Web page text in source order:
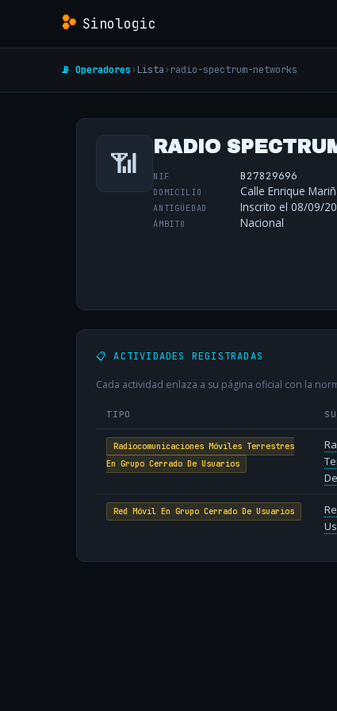
Sinologic
📡 Operadores› Lista› radio-spectrum-networks
📶 RADIO
NIF B27829696
DOMICILIO Calle Enrique
ANTIGÜEDAD Inscrito el 08/09/
ÁMBITO Nacional
📋 ACTIVIDADES REGISTRADAS
Cada actividad enlaza a su página oficial con la
TIPO
Radiocomunicaciones Móviles Terrestres
En Grupo Cerrado De Usuarios
Red Móvil En Grupo Cerrado De Usuarios